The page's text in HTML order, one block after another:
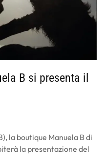
B si presenta il
la boutique Manuela B di
la presentazione del